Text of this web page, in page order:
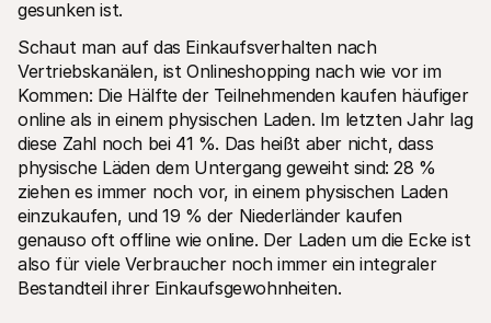
gesunken ist.
Schaut man auf das Einkaufsverhalten nach
Vertriebskanälen, ist Onlineshopping nach wie vor im
Kommen: Die Hälfte der Teilnehmenden kaufen häufiger
online als in einem physischen Laden. Im letzten Jahr lag
diese Zahl noch bei 41 %. Das heißt aber nicht, dass
physische Läden dem Untergang geweiht sind: 28 %
ziehen es immer noch vor, in einem physischen Laden
einzukaufen, und 19 % der Niederländer kaufen
genauso oft offline wie online. Der Laden um die Ecke ist
also für viele Verbraucher noch immer ein integraler
Bestandteil ihrer Einkaufsgewohnheiten.